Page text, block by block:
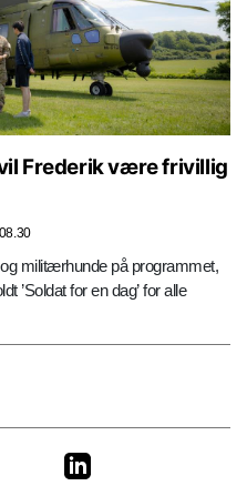
vil Frederik være frivillig
militærhunde på programmet,
’Soldat for en dag’ for alle